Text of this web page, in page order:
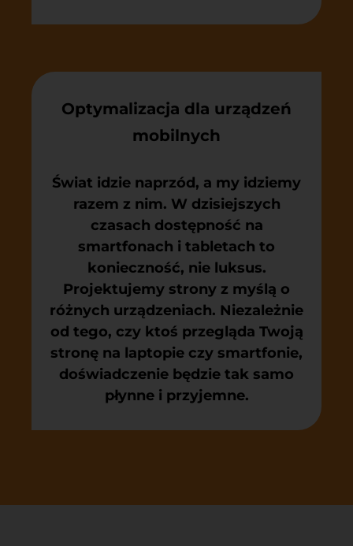
Optymalizacja dla urządzeń
mobilnych
Świat idzie naprzód, a my idziemy
razem z nim. W dzisiejszych
czasach dostępność na
smartfonach i tabletach to
konieczność, nie luksus.
Projektujemy strony z myślą o
różnych urządzeniach. Niezależnie
od tego, czy ktoś przegląda Twoją
stronę na laptopie czy smartfonie,
doświadczenie będzie tak samo
płynne i przyjemne.